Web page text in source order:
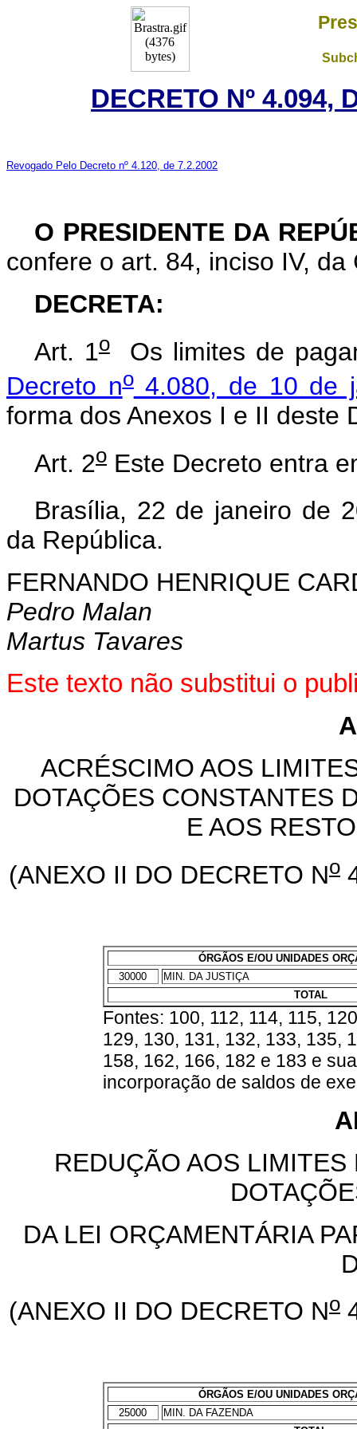
DECRETO Nº 4.094,
Revogado Pelo Decreto nº 4.120, de 7.2.2002
O PRESIDENTE DA
confere o art. 84, inciso IV, da
DECRETA:
Art. 1oOs limites de
Decreto no4.080, de 10 de
forma dos Anexos I e II deste
Art. 2o Este Decreto entra
Brasília, 22 de janeiro de
da República.
FERNANDO HENRIQUE
Pedro Malan
Martus Tavares
Este texto não substitui o
ACRÉSCIMO AOS
DOTAÇÕES CONSTANTES
E AOS
(ANEXO II DO DECRETO No
ÓRGÃOS E/OU UNIDADES
30000
MIN. DA JUSTIÇA
TOTAL
Fontes: 100, 112, 114, 115,
129, 130, 131, 132, 133, 135,
158, 162, 166, 182 e 183 e
incorporação de saldos de
REDUÇÃO AOS
DA LEI ORÇAMENTÁRIA
(ANEXO II DO DECRETO No
ÓRGÃOS E/OU UNIDADES
25000
MIN. DA FAZENDA